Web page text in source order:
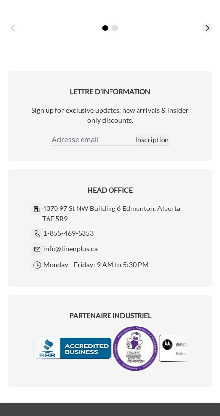
LETTRE D’INFORMATION
Sign up for exclusive updates, new arrivals & insider
only discounts.
Adresse email
Inscription
HEAD OFFICE
4370 97 St NW Building 6 Edmonton, Alberta
T6E 5R9
1-855-469-5353
info@linenplus.ca
Monday - Friday: 9 AM to 5:30 PM
PARTENAIRE INDUSTRIEL
Motorola